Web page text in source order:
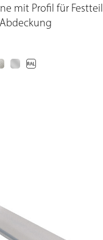
mit Profil für Festteil